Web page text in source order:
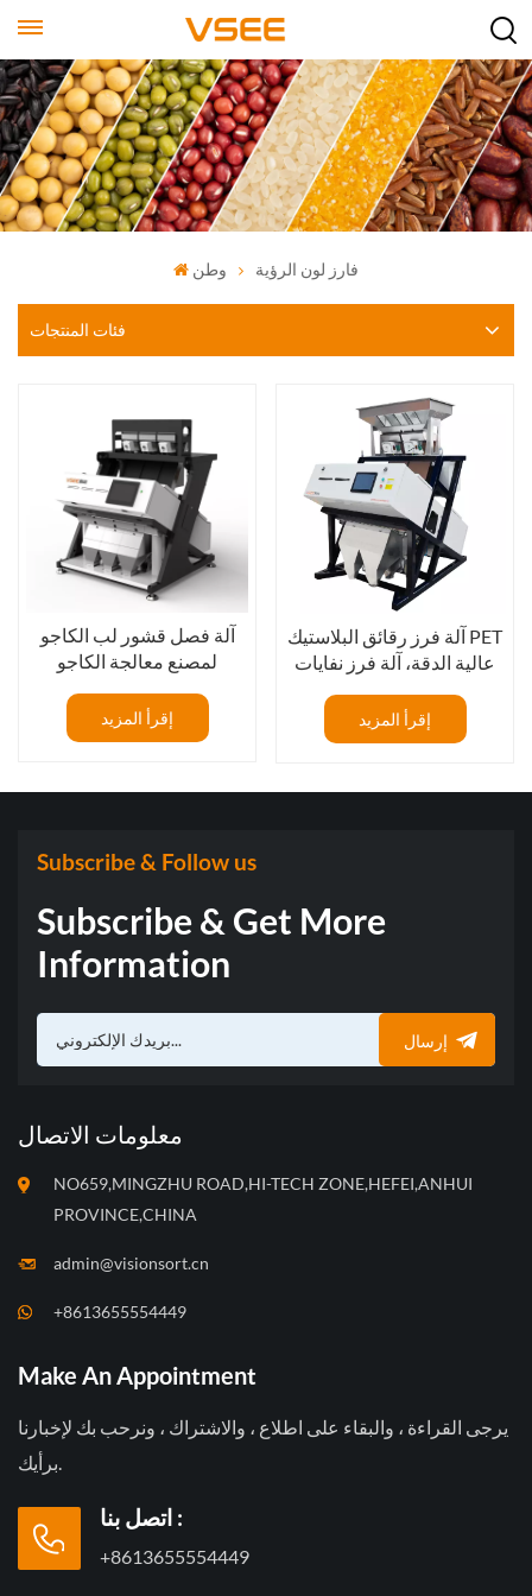
وطن فارز لون الرؤية
فئات المنتجات
آلة فصل قشور لب الكاجو
لمصنع معالجة الكاجو
إقرأ المزيد
آلة فرز رقائق البلاستيك PET
عالية الدقة، آلة فرز نفايات
إقرأ المزيد
Subscribe & Follow us
Subscribe & Get More
Information
إرسال
معلومات الاتصال
NO659,MINGZHU ROAD,HI-TECH ZONE,HEFEI,ANHUI
PROVINCE,CHINA
admin@visionsort.cn
+8613655554449
Make An Appointment
يرجى القراءة ، والبقاء على اطلاع ، والاشتراك ، ونرحب بك لإخبارنا
اتصل بنا :
+8613655554449